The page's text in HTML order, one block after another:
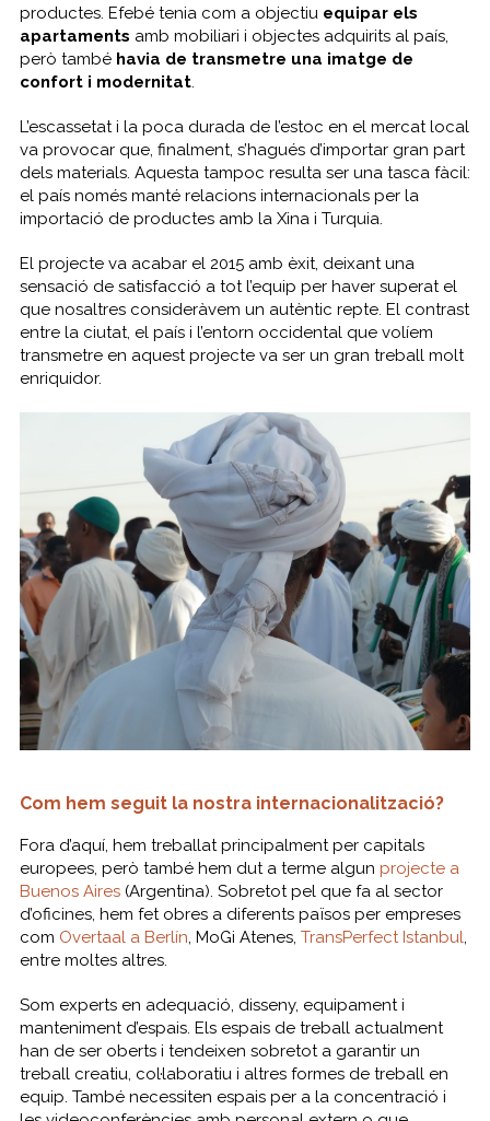
productes. Efebé tenia com a objectiu equipar els
apartaments amb mobiliari i objectes adquirits al país,
però també havia de transmetre una imatge de
confort i modernitat.
L’escassetat i la poca durada de l’estoc en el mercat local
va provocar que, finalment, s’hagués d’importar gran part
dels materials. Aquesta tampoc resulta ser una tasca fàcil:
el país només manté relacions internacionals per la
importació de productes amb la Xina i Turquia.
El projecte va acabar el 2015 amb èxit, deixant una
sensació de satisfacció a tot l’equip per haver superat el
que nosaltres consideràvem un autèntic repte. El contrast
entre la ciutat, el país i l’entorn occidental que volíem
transmetre en aquest projecte va ser un gran treball molt
enriquidor.
Com hem seguit la nostra internacionalització?
Fora d’aquí, hem treballatprincipalment per capitals
europees, però també hem dut a terme algun projecte a
Buenos Aires (Argentina). Sobretot pel que fa al sector
d’oficines, hem fet obres a diferents països per empreses
com Overtaal a Berlín, MoGi Atenes, TransPerfect Istanbul,
entre moltes altres.
Som experts en adequació, disseny, equipament i
manteniment d’espais. Els espais de treball actualment
han de ser oberts i tendeixen sobretot a garantir un
treball creatiu, col·laboratiu i altres formes de treball en
equip. També necessiten espais per a la concentració i